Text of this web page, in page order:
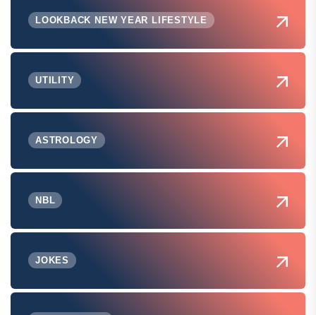
LOOKBACK NEW YEAR LIFESTYLE
UTILITY
ASTROLOGY
NBL
JOKES